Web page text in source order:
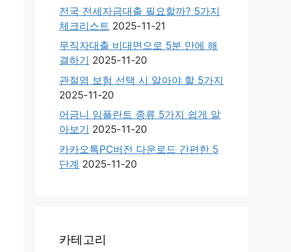
전국 전세자금대출 필요할까? 5가지
체크리스트 2025-11-21
무직자대출 비대면으로 5분 만에 해
결하기 2025-11-20
관절염 보험 선택 시 알아야 할 5가지
2025-11-20
어금니 임플란트 종류 5가지 쉽게 알
아보기 2025-11-20
카카오톡PC버전 다운로드 간편한 5
단계 2025-11-20
카테고리